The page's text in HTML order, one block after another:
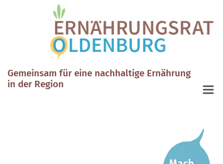
Gemeinsam für eine nachhaltige Ernährung
in der Region